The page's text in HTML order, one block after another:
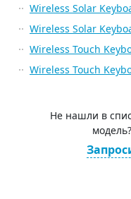
Wireless Solar
Wireless Solar
Wireless Touch
Wireless Touch
Не нашли в